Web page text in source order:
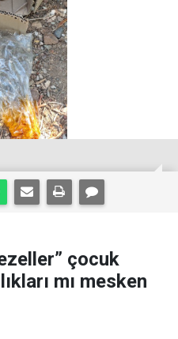
çocuk
mı mesken